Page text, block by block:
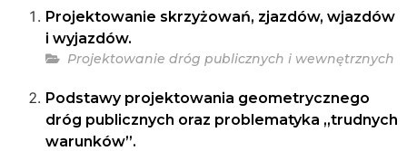
Projektowanie skrzyżowań, zjazdów, wjazdów
i wyjazdów.
Projektowanie dróg publicznych i wewnętrznych
Podstawy projektowania geometrycznego
dróg publicznych oraz problematyka „trudnych
warunków”.